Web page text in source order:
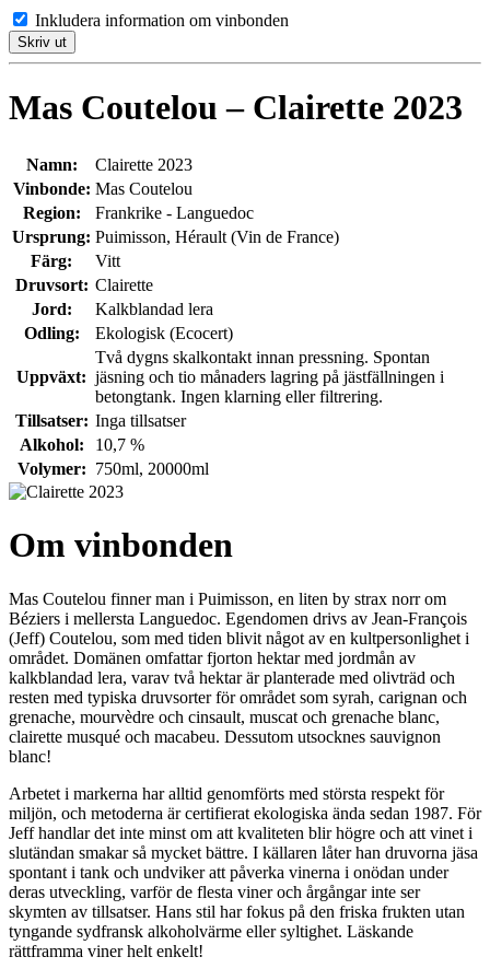
Inkludera information om vinbonden
Skriv ut
Mas Coutelou – Clairette 2023
Namn:
Clairette 2023
Vinbonde: Mas Coutelou
Region:
Frankrike - Languedoc
Ursprung: Puimisson, Hérault (Vin de France)
Färg:
Vitt
Druvsort: Clairette
Jord:
Kalkblandad lera
Odling:
Ekologisk (Ecocert)
Uppväxt:
Två dygns skalkontakt innan pressning. Spontan
jäsning och tio månaders lagring på jästfällningen i
betongtank. Ingen klarning eller filtrering.
Tillsatser: Inga tillsatser
Alkohol:
10,7 %
Volymer: 750ml, 20000ml
Om vinbonden
Mas Coutelou finner man i Puimisson, en liten by strax norr om
Béziers i mellersta Languedoc. Egendomen drivs av Jean-François
(Jeff) Coutelou, som med tiden blivit något av en kultpersonlighet i
området. Domänen omfattar fjorton hektar med jordmån av
kalkblandad lera, varav två hektar är planterade med olivträd och
resten med typiska druvsorter för området som syrah, carignan och
grenache, mourvèdre och cinsault, muscat och grenache blanc,
clairette musqué och macabeu. Dessutom utsocknes sauvignon
blanc!
Arbetet i markerna har alltid genomförts med största respekt för
miljön, och metoderna är certifierat ekologiska ända sedan 1987. För
Jeff handlar det inte minst om att kvaliteten blir högre och att vinet i
slutändan smakar så mycket bättre. I källaren låter han druvorna jäsa
spontant i tank och undviker att påverka vinerna i onödan under
deras utveckling, varför de flesta viner och årgångar inte ser
skymten av tillsatser. Hans stil har fokus på den friska frukten utan
tyngande sydfransk alkoholvärme eller syltighet. Läskande
rättframma viner helt enkelt!